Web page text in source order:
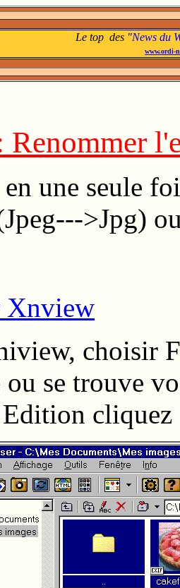
Le top des "News du
www.ordi-
une seule
>Jpg)
Xnview
choisir
se trouve
Edition cliquez